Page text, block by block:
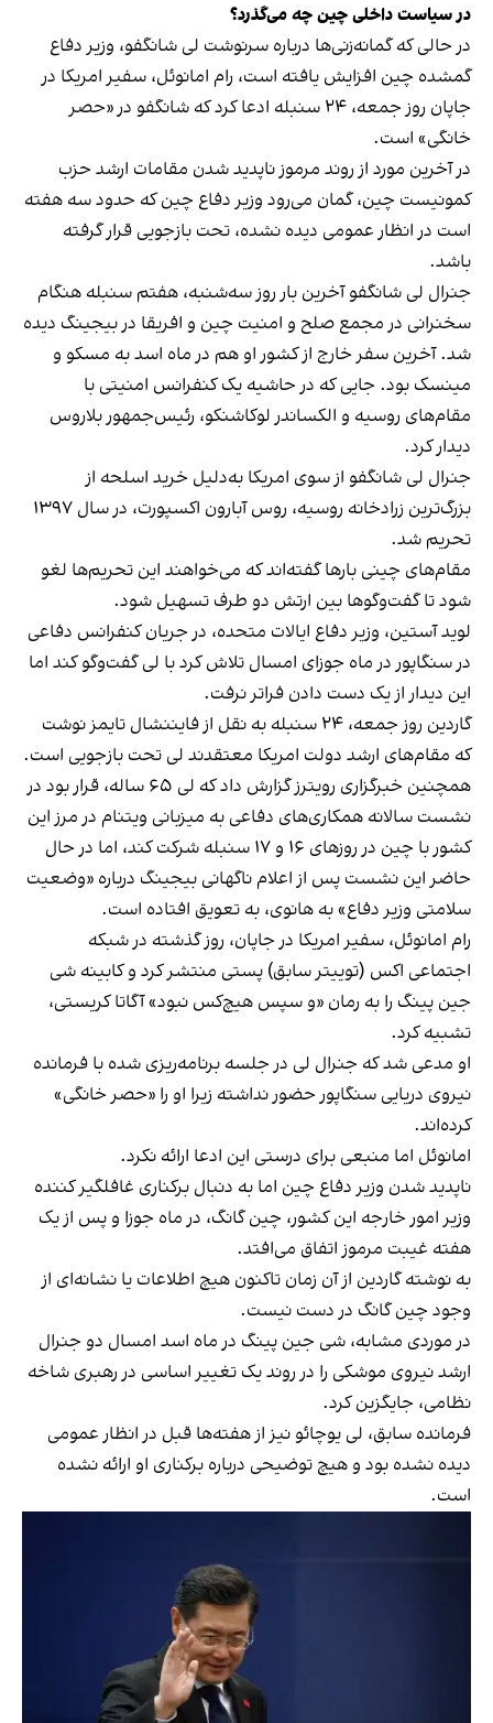
در سیاست داخلی چین چه می‌گذرد؟
در حالی که گمانه‌زنی‌ها درباره سرنوشت لی شانگفو، وزیر دفاع
گمشده چین افزایش یافته است، رام امانوئل، سفیر امریکا در
جاپان روز جمعه، ۲۴ سنبله ادعا کرد که شانگفو در «حصر
خانگی» است.
در آخرین مورد از روند مرموز ناپدید شدن مقامات ارشد حزب
کمونیست چین، گمان می‌رود وزیر دفاع چین که حدود سه هفته
است در انظار عمومی دیده نشده، تحت بازجویی قرار گرفته
باشد.
جنرال لی شانگفو آخرین بار روز سه‌شنبه، هفتم سنبله هنگام
سخنرانی در مجمع صلح و امنیت چین و افریقا در بیجینگ دیده
شد. آخرین سفر خارج از کشور او هم در ماه اسد به مسکو و
مینسک بود. جایی که در حاشیه یک کنفرانس امنیتی با
مقام‌های روسیه و الکساندر لوکاشنکو، رئیس‌جمهور بلاروس
دیدار کرد.
جنرال لی شانگفو از سوی امریکا به‌دلیل خرید اسلحه از
بزرگ‌ترین زرادخانه روسیه، روس آبارون اکسپورت، در سال ۱۳۹۷
تحریم شد.
مقام‌های چینی بارها گفته‌اند که می‌‌خواهند این تحریم‌ها لغو
شود تا گفت‌وگوها بین ارتش دو طرف تسهیل شود.
لوید آستین، وزیر دفاع ایالات متحده، در جریان کنفرانس دفاعی
در سنگاپور در ماه جوزای امسال تلاش کرد با لی گفت‌وگو کند اما
این دیدار از یک دست دادن فراتر نرفت.
گاردین روز جمعه، ۲۴ سنبله به نقل از فایننشال تایمز نوشت
که مقام‌های ارشد دولت امریکا معتقدند لی تحت بازجویی است.
همچنین خبرگزاری رویترز گزارش داد که لی ۶۵ ساله، قرار بود در
نشست سالانه همکاری‌های دفاعی به میزبانی ویتنام در مرز این
کشور با چین در روزهای ۱۶ و ۱۷ سنبله شرکت کند، اما در حال
حاضر این نشست پس از اعلام ناگهانی بیجینگ درباره «وضعیت
سلامتی وزیر دفاع» به هانوی، به تعویق افتاده است.
رام امانوئل، سفیر امریکا در جاپان، روز گذشته در شبکه
اجتماعی اکس (توییتر سابق) پستی منتشر کرد و کابینه شی
جین پینگ را به رمان «و سپس هیچ‌کس نبود» آگاتا کریستی،
تشبیه کرد.
او مدعی شد که جنرال لی در جلسه برنامه‌ریزی شده با فرمانده
نیروی دریایی سنگاپور حضور نداشته زیرا او را «حصر خانگی»
کرده‌اند.
امانوئل اما منبعی برای درستی این ادعا ارائه نکرد.
ناپدید شدن وزیر دفاع چین اما به دنبال برکناری غافلگیر کننده
وزیر امور خارجه این کشور، چین گانگ، در ماه جوزا و پس از یک
هفته غیبت مرموز اتفاق می‌افتد.
به نوشته گاردین از آن زمان تاکنون هیچ اطلاعات یا نشانه‌ای از
وجود چین گانگ در دست نیست.
در موردی مشابه، شی جین پینگ در ماه اسد امسال دو جنرال
ارشد نیروی موشکی را در روند یک تغییر اساسی در رهبری شاخه
نظامی، جایگزین کرد.
فرمانده سابق، لی یوچائو نیز از هفته‌ها قبل در انظار عمومی
دیده نشده بود و هیچ توضیحی درباره برکناری او ارائه نشده
است.